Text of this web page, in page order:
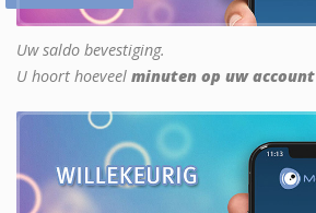
Uw saldo bevestiging.
U hoort hoeveel minuten op uw account